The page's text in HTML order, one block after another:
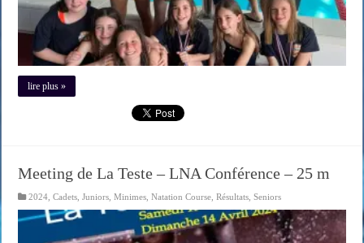
lire plus »
Meeting de La Teste – LNA Conférence – 25 m
2024 ,Cadets ,Juniors ,Minimes ,Natation Course ,Résultats ,Seniors